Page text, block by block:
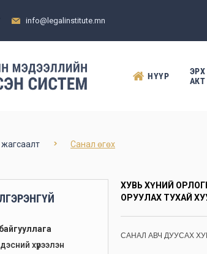
info@legalinstitute.mn
НҮҮР
АКТ
Санал өгөх
хүрээлэн
ХУВЬ ХҮНИЙ
ОРУУЛАХ ТУХАЙ
САНАЛ АВЧ ДУУСАХ